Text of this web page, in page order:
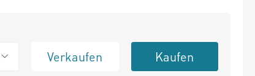
Verkaufen Kaufen